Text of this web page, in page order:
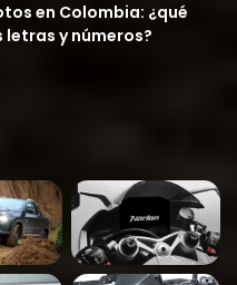
en Colombia: ¿qué
y números?